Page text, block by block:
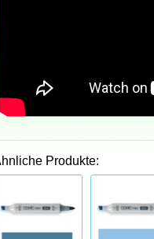
Produkte: